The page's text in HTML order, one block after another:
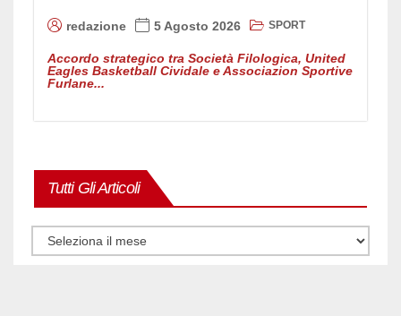
redazione 5 Agosto 2026 SPORT
Accordo strategico tra Società Filologica, United
Eagles Basketball Cividale e Associazion Sportive
Furlane...
Tutti Gli Articoli
Tutti
articoli